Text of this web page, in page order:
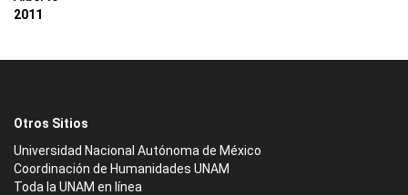
2011
Otros Sitios
Universidad Nacional Autónoma de México
Coordinación de Humanidades UNAM
Toda la UNAM en línea